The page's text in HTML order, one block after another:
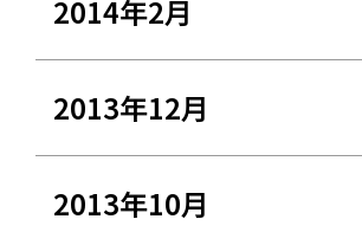
2014年2月
2013年12月
2013年10月